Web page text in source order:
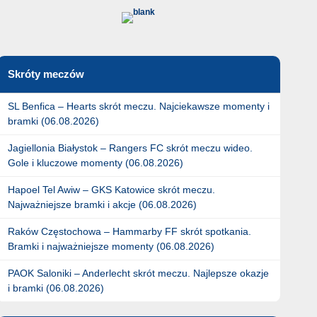
Skróty meczów
SL Benfica – Hearts skrót meczu. Najciekawsze momenty i
bramki (06.08.2026)
Jagiellonia Białystok – Rangers FC skrót meczu wideo.
Gole i kluczowe momenty (06.08.2026)
Hapoel Tel Awiw – GKS Katowice skrót meczu.
Najważniejsze bramki i akcje (06.08.2026)
Raków Częstochowa – Hammarby FF skrót spotkania.
Bramki i najważniejsze momenty (06.08.2026)
PAOK Saloniki – Anderlecht skrót meczu. Najlepsze okazje
i bramki (06.08.2026)